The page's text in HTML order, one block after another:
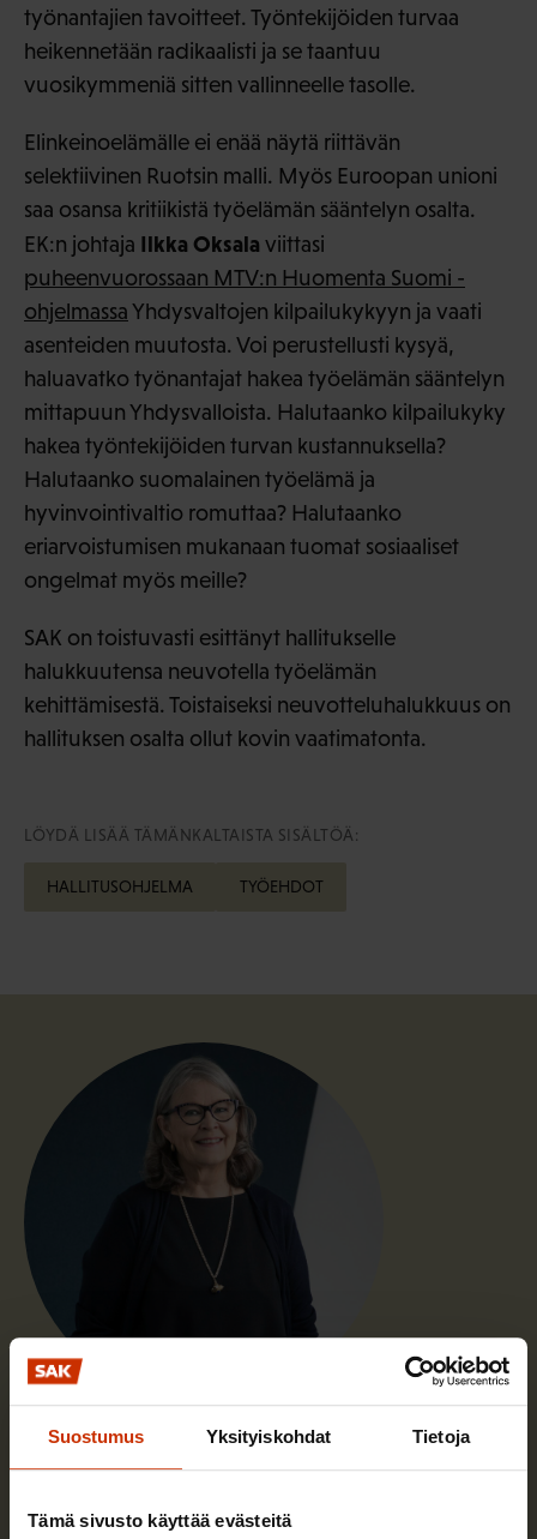
Suostumus Yksityiskohdat Tietoja
Tämä sivusto käyttää evästeitä
työnantajien tavoitteet. Työntekijöiden turvaa
heikennetään radikaalisti ja se taantuu
vuosikymmeniä sitten vallinneelle tasolle.
Elinkeinoelämälle ei enää näytä riittävän
selektiivinen Ruotsin malli. Myös Euroopan unioni
saa osansa kritiikistä työelämän sääntelyn osalta.
EK:n johtaja Ilkka Oksala viittasi
puheenvuorossaan MTV:n Huomenta Suomi -
ohjelmassaYhdysvaltojen kilpailukykyyn ja vaati
asenteiden muutosta. Voi perustellusti kysyä,
haluavatko työnantajat hakea työelämän sääntelyn
mittapuun Yhdysvalloista. Halutaanko kilpailukyky
hakea työntekijöiden turvan kustannuksella?
Halutaanko suomalainen työelämä ja
hyvinvointivaltio romuttaa? Halutaanko
eriarvoistumisen mukanaan tuomat sosiaaliset
ongelmat myös meille?
SAK on toistuvasti esittänyt hallitukselle
halukkuutensa neuvotella työelämän
kehittämisestä. Toistaiseksi neuvotteluhalukkuus on
hallituksen osalta ollut kovin vaatimatonta.
LÖYDÄ LISÄÄ TÄMÄNKALTAISTA SISÄLTÖÄ:
HALLITUSOHJELMA TYÖEHDOT